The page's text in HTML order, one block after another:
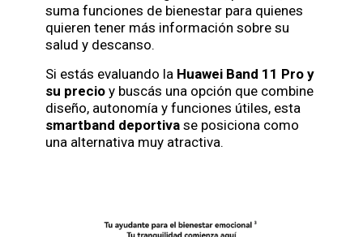
suma funciones de bienestar para quienes
quieren tener más información sobre su
salud y descanso.
Si estás evaluando la Huawei Band 11 Pro y
su precio y buscás una opción que combine
diseño, autonomía y funciones útiles, esta
smartband deportiva se posiciona como
una alternativa muy atractiva.